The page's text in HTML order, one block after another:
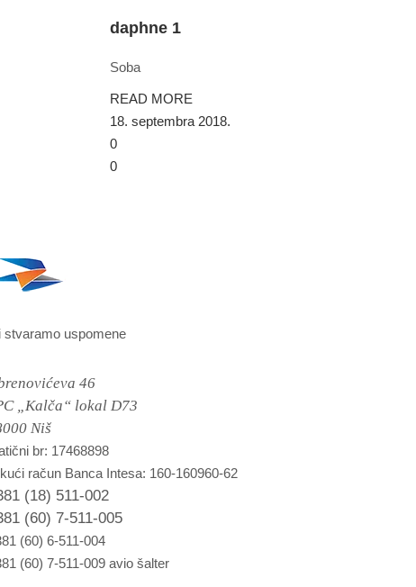
daphne 1
Soba
READ MORE
18. septembra 2018.
0
0
stvaramo uspomene
46
„Kalča“ lokal D73
Niš
br: 17468898
račun Banca Intesa: 160-160960-62
(18) 511-002
(60) 7-511-005
(60) 6-511-004
(60) 7-511-009 avio šalter